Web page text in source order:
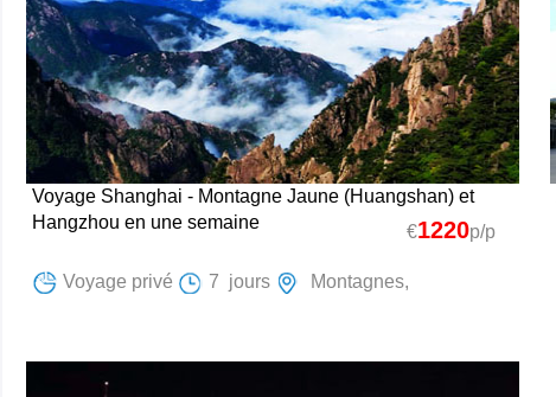
Voyage Shanghai - Montagne Jaune (Huangshan) et
Hangzhou en une semaine
Voyage privé 7 jours Montagnes,
€1220p/p